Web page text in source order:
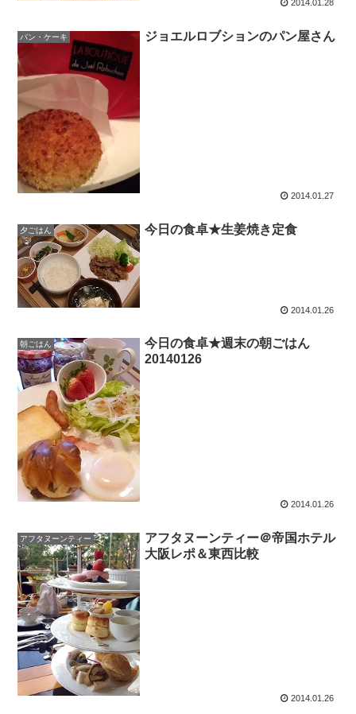
2014.01.28
パン・ケーキ ジョエルロブションのパン屋さん
2014.01.27
夕ごはん 今日の食卓★生姜焼き定食
2014.01.26
朝ごはん
今日の食卓★週末の朝ごはん
20140126
2014.01.26
アフタヌーンティー
アフタヌーンティー＠帝国ホテル
大阪レポ＆東西比較
2014.01.26